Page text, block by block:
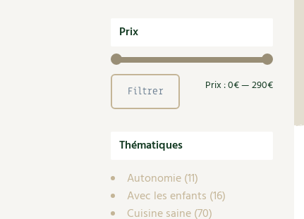
Prix
Prix
Prix
Filtrer Prix :0€—290€
Thématiques
Autonomie(11)
Avec les enfants (16)
Cuisine saine(70)